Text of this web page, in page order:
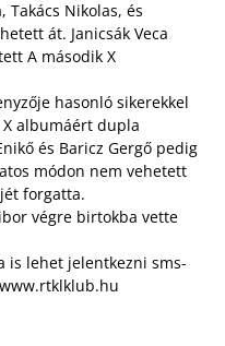
Takács Nikolas, és
át. Janicsák Veca
A második X
hasonló sikerekkel
X albumáért dupla
és Baricz Gergő pedig
módon nem vehetett
forgatta.
végre birtokba vette
is lehet jelentkezni sms-